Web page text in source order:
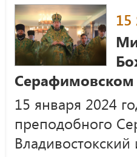
15
15 января 2024
преподобного